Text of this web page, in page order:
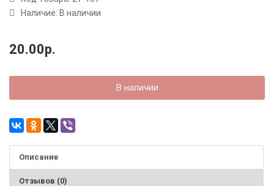
Наличие: В наличии
20.00р.
В наличии
Описание
Отзывов (0)